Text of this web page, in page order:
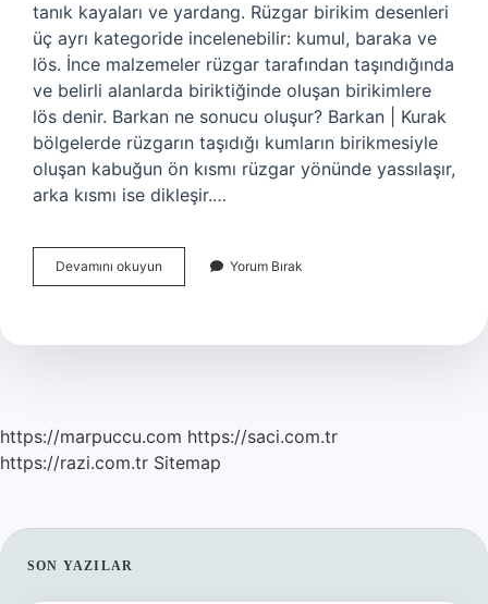
tanık kayaları ve yardang. Rüzgar birikim desenleri
üç ayrı kategoride incelenebilir: kumul, baraka ve
lös. İnce malzemeler rüzgar tarafından taşındığında
ve belirli alanlarda biriktiğinde oluşan birikimlere
lös denir. Barkan ne sonucu oluşur? Barkan | Kurak
bölgelerde rüzgarın taşıdığı kumların birikmesiyle
oluşan kabuğun ön kısmı rüzgar yönünde yassılaşır,
arka kısmı ise dikleşir.…
Devamını okuyun
Biriktirme
Yorum Bırak
https://marpuccu.com https://saci.com.tr
https://razi.com.tr Sitemap
SIDEBAR
SON YAZILAR